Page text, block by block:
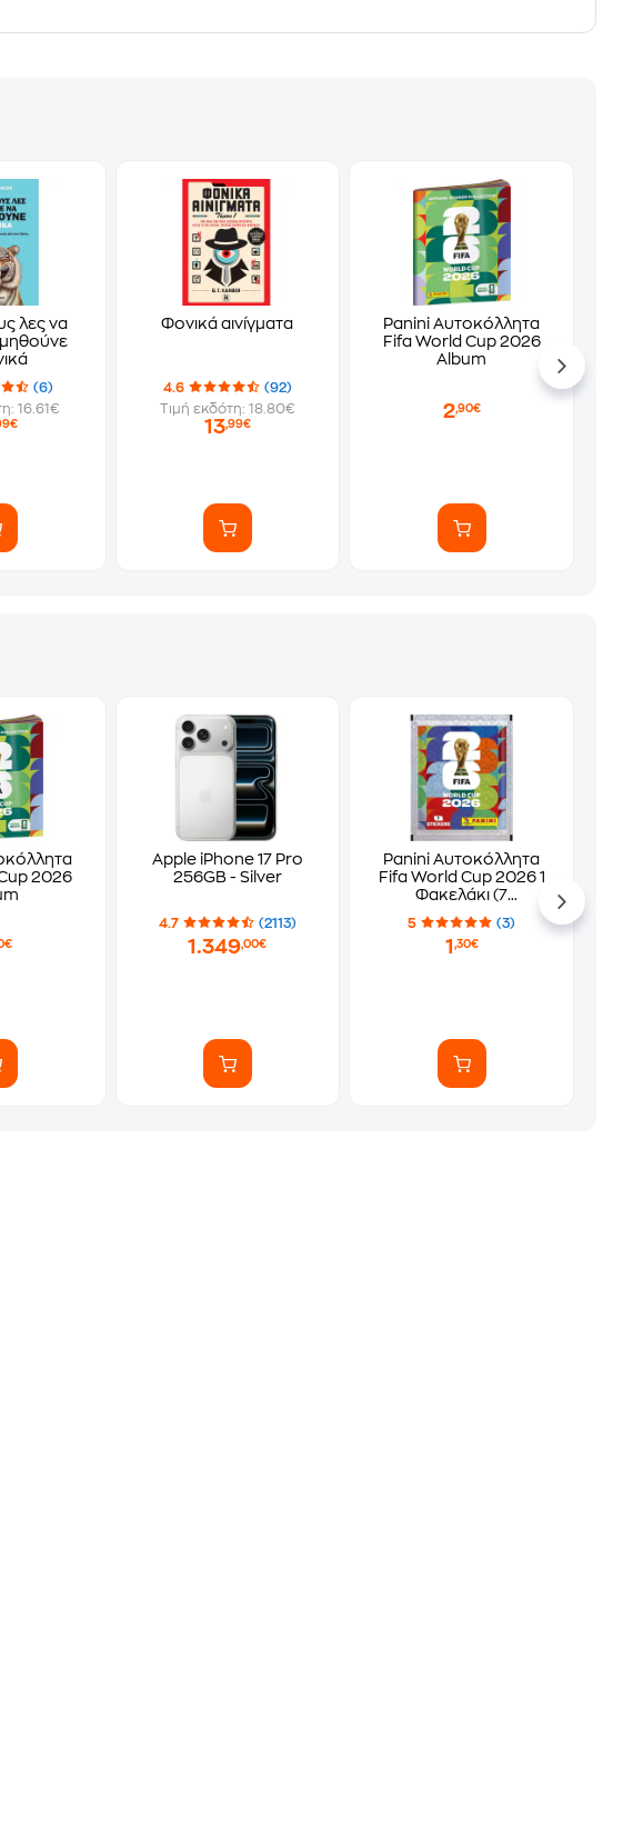
λες να
(6)
16.61€
Φονικά αινίγματα
4.6
(92)
Τιμή εκδότη: 18.80€
13,99€
Panini Αυτοκόλλητα
Fifa World Cup 2026
Album
2,90€
2026
Apple iPhone 17 Pro
256GB - Silver
4.7 (2113)
1.349,00€
Panini Αυτοκόλλητα
Fifa World Cup 2026 1
Φακελάκι (7
Αυτοκόλλητα)
5 (3)
1 ,30€